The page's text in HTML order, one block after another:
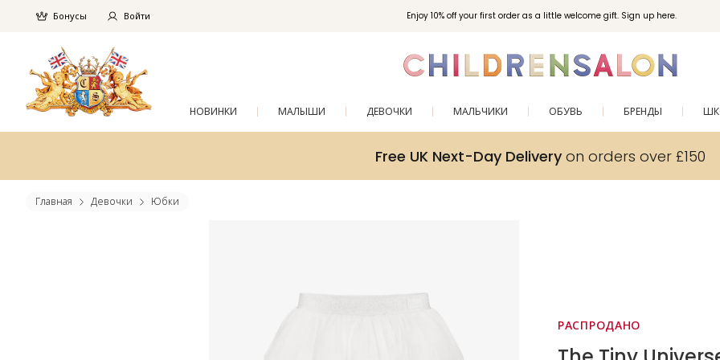
Enjoy 10% off your first order as a little welcome gift. Sign up here.
Бонусы Войти
НОВИНКИ МАЛЫШИ ДЕВОЧКИ МАЛЬЧИКИ ОБУВЬ БРЕНДЫ
Free UK Next-Day Deliveryon orders over £150
Главная Девочки Юбки
РАСПРОДАНО